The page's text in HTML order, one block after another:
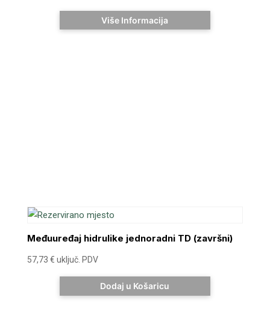
Više Informacija
Međuuređaj hidrulike jednoradni TD (završni)
57,73 € uključ. PDV
Dodaj u Košaricu